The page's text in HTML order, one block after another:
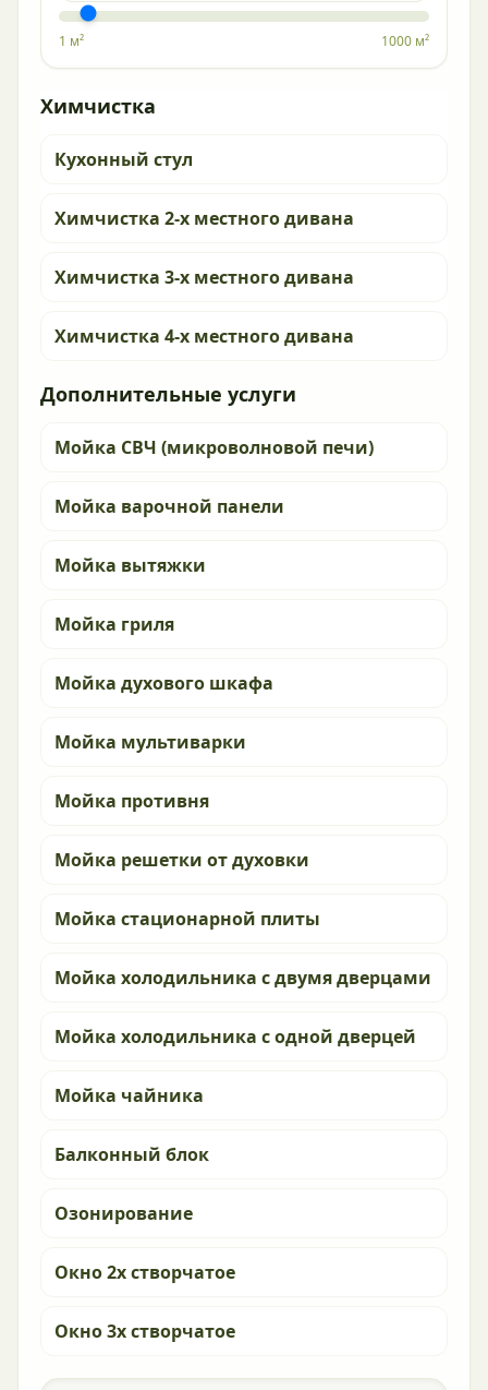
1 м² 1000 м²
Химчистка
Кухонный стул
Химчистка 2-х местного дивана
Химчистка 3-х местного дивана
Химчистка 4-х местного дивана
Дополнительные услуги
Мойка СВЧ (микроволновой печи)
Мойка варочной панели
Мойка вытяжки
Мойка гриля
Мойка духового шкафа
Мойка мультиварки
Мойка противня
Мойка решетки от духовки
Мойка стационарной плиты
Мойка холодильника с двумя дверцами
Мойка холодильника с одной дверцей
Мойка чайника
Балконный блок
Озонирование
Окно 2х створчатое
Окно 3х створчатое